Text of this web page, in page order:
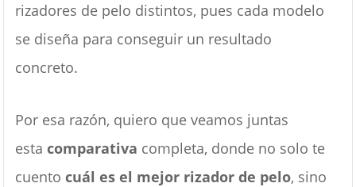
rizadores de pelo distintos, pues cada modelo
se diseña para conseguir un resultado
concreto.
Por esa razón, quiero que veamos juntas
esta comparativa completa, donde no solo te
cuento cuál es el mejor rizador de pelo, sino